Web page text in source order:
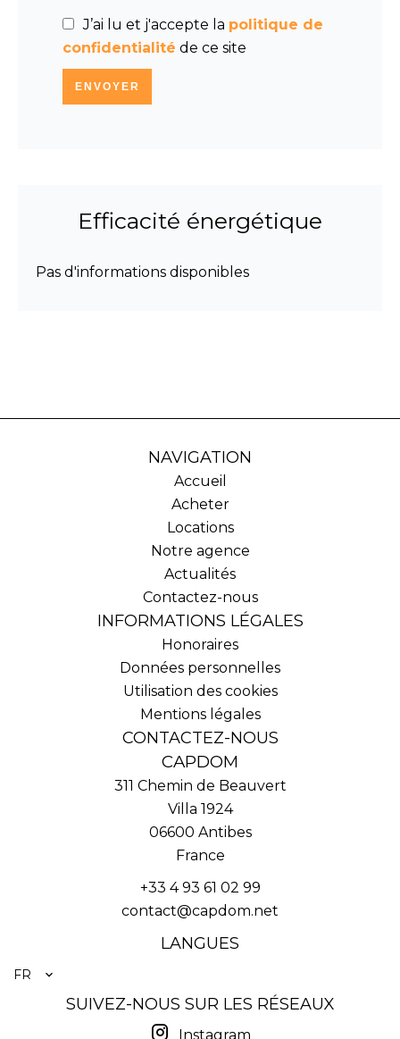
J’ai lu et j'accepte la politique de
confidentialité de ce site
ENVOYER
Efficacité énergétique
Pas d'informations disponibles
NAVIGATION
Accueil
Acheter
Locations
Notre agence
Actualités
Contactez-nous
INFORMATIONS LÉGALES
Honoraires
Données personnelles
Utilisation des cookies
Mentions légales
CONTACTEZ-NOUS
CAPDOM
311 Chemin de Beauvert
Villa 1924
06600 Antibes
France
+33 4 93 61 02 99
contact@capdom.net
LANGUES
FR
SUIVEZ-NOUS SUR LES RÉSEAUX
Instagram